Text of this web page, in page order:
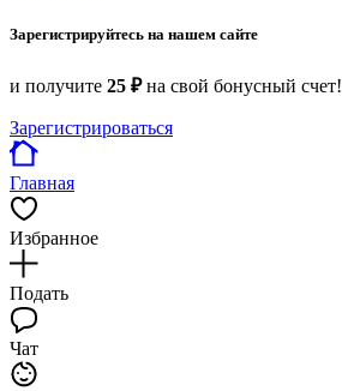
Зарегистрируйтесь на нашем сайте
и получите 25 ₽на свой бонусный счет!
Зарегистрироваться
Главная
Избранное
Подать
Чат